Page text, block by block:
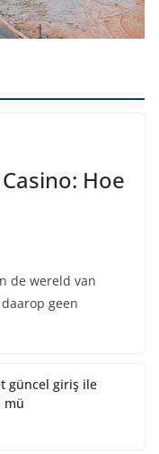
Hoe
de wereld van
geen
güncel giriş ile
mü